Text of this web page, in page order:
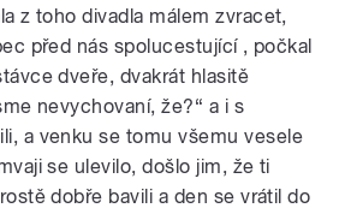
z toho divadla málem zvracet,
před nás spolucestující , počkal
dveře, dvakrát hlasitě
nevychovaní, že?“ a i s
a venku se tomu všemu vesele
se ulevilo, došlo jim, že ti
dobře bavili a den se vrátil do